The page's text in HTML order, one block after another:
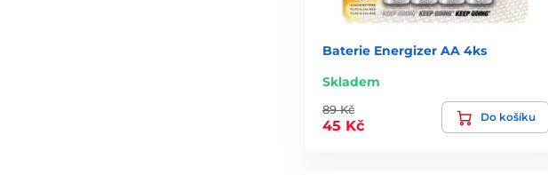
Baterie Energizer AA 4ks
Skladem
89 Kč
45 Kč
Do košíku